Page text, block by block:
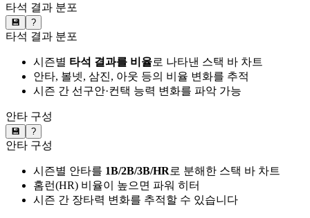
타석 결과 분포
💾 ?
타석 결과 분포
시즌별 타석 결과를 비율로 나타낸 스택 바 차트
안타, 볼넷, 삼진, 아웃 등의 비율 변화를 추적
시즌 간 선구안·컨택 능력 변화를 파악 가능
안타 구성
💾 ?
안타 구성
시즌별 안타를 1B/2B/3B/HR로 분해한 스택 바 차트
홈런(HR) 비율이 높으면 파워 히터
시즌 간 장타력 변화를 추적할 수 있습니다